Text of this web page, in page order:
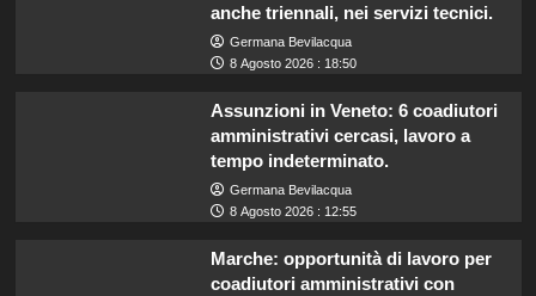
anche triennali, nei servizi tecnici.
Germana Bevilacqua
8 Agosto 2026 : 18:50
Assunzioni in Veneto: 6 coadiutori
amministrativi cercasi, lavoro a
tempo indeterminato.
Germana Bevilacqua
8 Agosto 2026 : 12:55
Marche: opportunità di lavoro per
coadiutori amministrativi con